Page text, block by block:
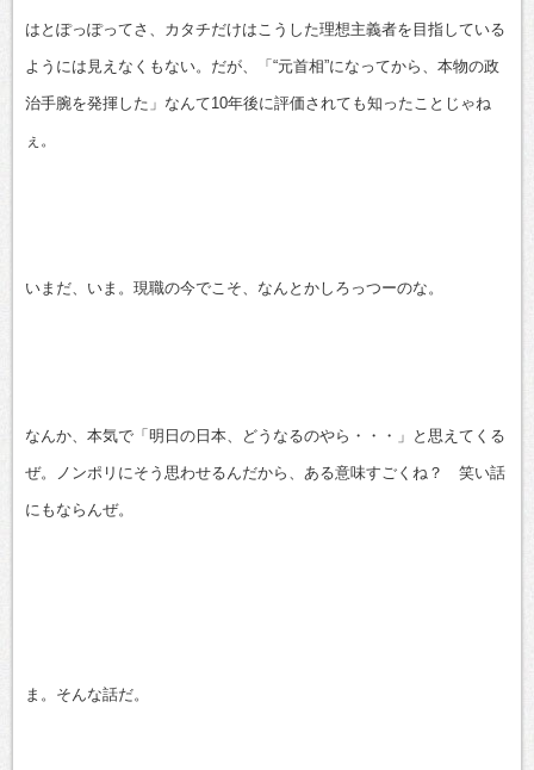
はとぽっぽってさ、カタチだけはこうした理想主義者を目指している
ようには見えなくもない。だが、「“元首相”になってから、本物の政
治手腕を発揮した」なんて10年後に評価されても知ったことじゃね
ぇ。
いまだ、いま。現職の今でこそ、なんとかしろっつーのな。
なんか、本気で「明日の日本、どうなるのやら・・・」と思えてくる
ぜ。ノンポリにそう思わせるんだから、ある意味すごくね？ 笑い話
にもならんぜ。
ま。そんな話だ。